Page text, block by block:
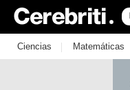
Ciencias | Matemáticas